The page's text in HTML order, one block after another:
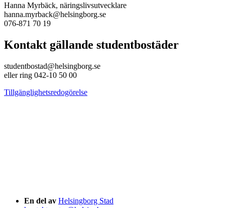
Hanna Myrbäck, näringslivsutvecklare
hanna.myrback@helsingborg.se
076-871 70 19
Kontakt gällande studentbostäder
studentbostad@helsingborg.se
eller ring 042-10 50 00
Tillgänglighetsredogörelse
En del av Helsingborg Stad